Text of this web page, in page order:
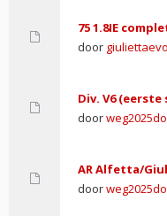
75 1.8IE
door giuliettaevo
Div. V6
door
AR Alfetta/
door